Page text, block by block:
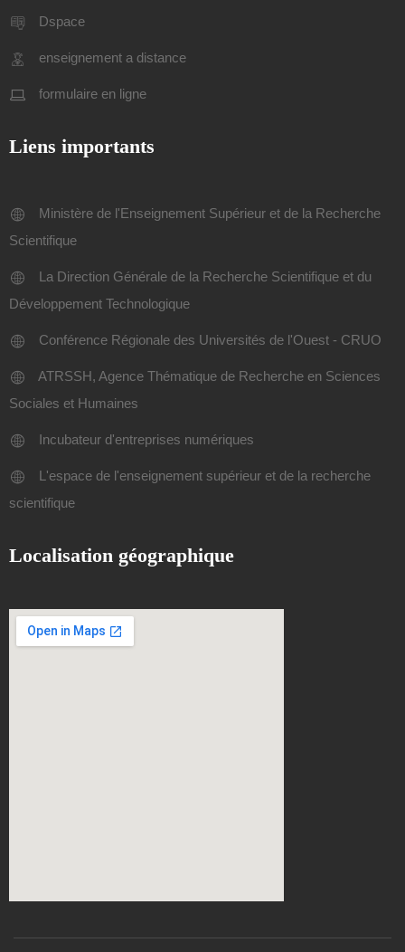
Dspace
enseignement a distance
formulaire en ligne
Liens importants
Ministère de l'Enseignement Supérieur et de la Recherche
Scientifique
La Direction Générale de la Recherche Scientifique et du
Développement Technologique
Conférence Régionale des Universités de l'Ouest - CRUO
ATRSSH, Agence Thématique de Recherche en Sciences
Sociales et Humaines
Incubateur d'entreprises numériques
L'espace de l'enseignement supérieur et de la recherche
scientifique
Localisation géographique